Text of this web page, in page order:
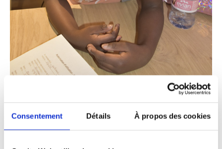
Consentement Détails À propos des cookies
Les enfants à l’hôtel